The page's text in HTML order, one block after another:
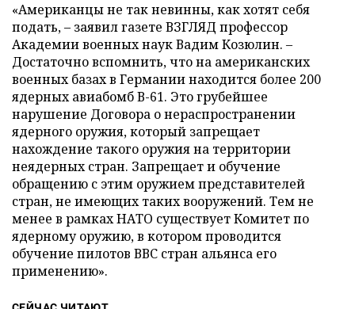
«Американцы не так невинны, как хотят себя
подать, – заявил газете ВЗГЛЯД профессор
Академии военных наук Вадим Козюлин. –
Достаточно вспомнить, что на американских
военных базах в Германии находится более 200
ядерных авиабомб В-61. Это грубейшее
нарушение Договора о нераспространении
ядерного оружия, который запрещает
нахождение такого оружия на территории
неядерных стран. Запрещает и обучение
обращению с этим оружием представителей
стран, не имеющих таких вооружений. Тем не
менее в рамках НАТО существует Комитет по
ядерному оружию, в котором проводится
обучение пилотов ВВС стран альянса его
применению».